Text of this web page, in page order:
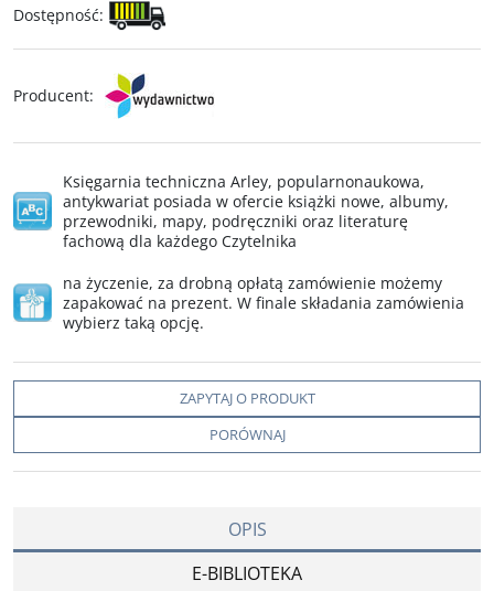
Dostępność:
Producent:
Księgarnia techniczna Arley, popularnonaukowa,
antykwariat posiada w ofercie książki nowe, albumy,
przewodniki, mapy, podręczniki oraz literaturę
fachową dla każdego Czytelnika
na życzenie, za drobną opłatą zamówienie możemy
zapakować na prezent. W finale składania zamówienia
wybierz taką opcję.
ZAPYTAJ O PRODUKT
PORÓWNAJ
OPIS
E-BIBLIOTEKA